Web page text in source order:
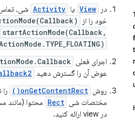
در
View یا Activity شی،
خود را از
startActionMode(Callback,
اجرای فعلی
عوض آن را گسترش دهید
روش onGetContentRect()
را
مختصات شی Rect محتوا (مانند
در view ارائه کنید.